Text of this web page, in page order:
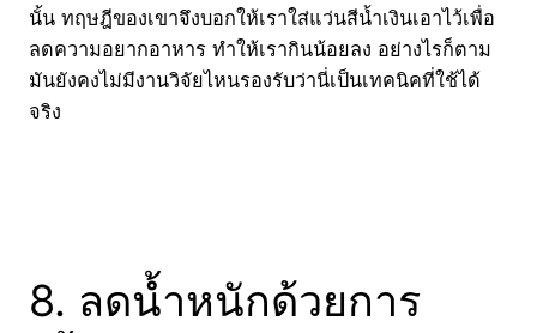
นั้น ทฤษฎีของเขาจึงบอกให้เราใส่แว่นสีน้ำเงินเอาไว้เพื่อ
ลดความอยากอาหาร ทำให้เรากินน้อยลง อย่างไรก็ตาม
มันยังคงไม่มีงานวิจัยไหนรองรับว่านี่เป็นเทคนิคที่ใช้ได้
จริง
8. ลดน้ำหนักด้วยการ